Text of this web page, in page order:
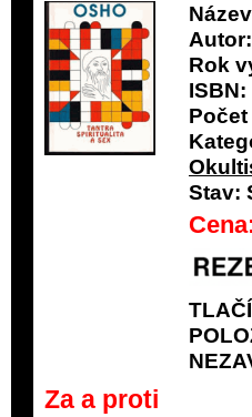
Autor:
Rok
ISBN:
Stav:
Za a proti